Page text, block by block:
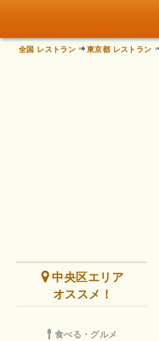
全国 レストラン 東京都 レストラン
中央区エリア
オススメ！
食べる・グルメ